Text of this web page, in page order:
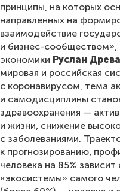
принципы, на которых
направленных на
взаимодействие
и бизнес-сообществом»,
экономики Руслан
мировая и российская
с коронавирусом, тема
и самодисциплины
здравоохранения —
и жизни, снижение
с заболеваниями.
к прогнозированию,
человека на 85%
«экосистемы» самого